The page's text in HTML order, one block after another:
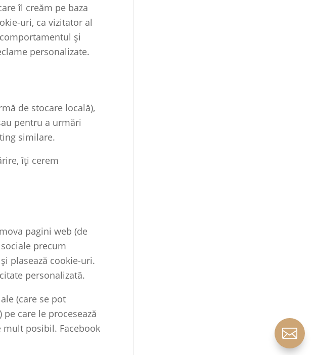
îl creăm pe baza
uri, ca vizitator al
și
personalizate.
de stocare locală),
pentru a urmări
similare.
îți cerem
pagini web (de
sociale precum
plasează cookie-uri.
personalizată.
(care se pot
care le procesează
posibil. Facebook
